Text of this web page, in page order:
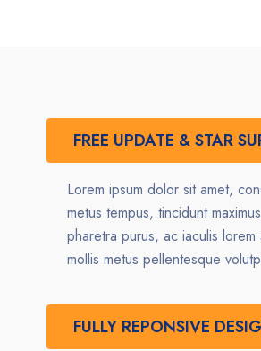
FREE UPDATE & STAR
Lorem ipsum dolor sit amet,
metus tempus, tincidunt
pharetra purus, ac iaculis
mollis metus pellentesque
FULLY REPONSIVE